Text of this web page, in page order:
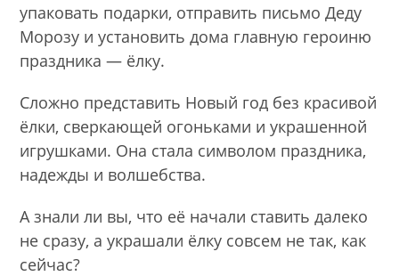
упаковать подарки, отправить письмо Деду
Морозу и установить дома главную героиню
праздника — ёлку.
Сложно представить Новый год без красивой
ёлки, сверкающей огоньками и украшенной
игрушками. Она стала символом праздника,
надежды и волшебства.
А знали ли вы, что её начали ставить далеко
не сразу, а украшали ёлку совсем не так, как
сейчас?